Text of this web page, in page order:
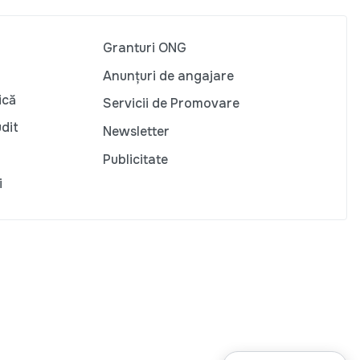
Granturi ONG
Anunțuri de angajare
Servicii de Promovare
Newsletter
Publicitate